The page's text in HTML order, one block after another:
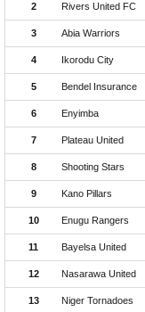
2 Rivers United FC
3 Abia Warriors
4 Ikorodu City
5 Bendel Insurance
6 Enyimba
7 Plateau United
8 Shooting Stars
9 Kano Pillars
10 Enugu Rangers
11 Bayelsa United
12 Nasarawa United
13 Niger Tornadoes